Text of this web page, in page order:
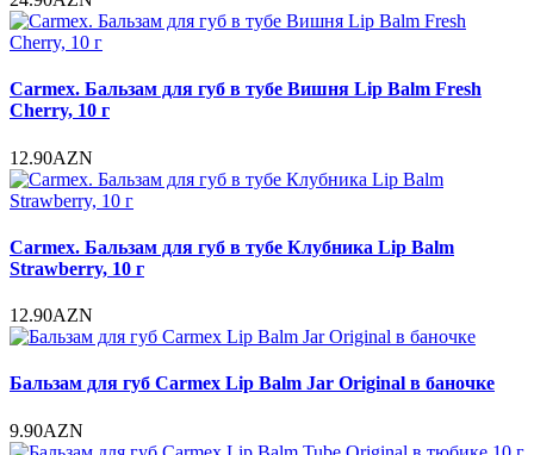
Carmex. Бальзам для губ в тубе Вишня Lip Balm Fresh
Cherry, 10 г
12.90AZN
Carmex. Бальзам для губ в тубе Клубника Lip Balm
Strawberry, 10 г
12.90AZN
Бальзам для губ Carmex Lip Balm Jar Original в баночке
9.90AZN